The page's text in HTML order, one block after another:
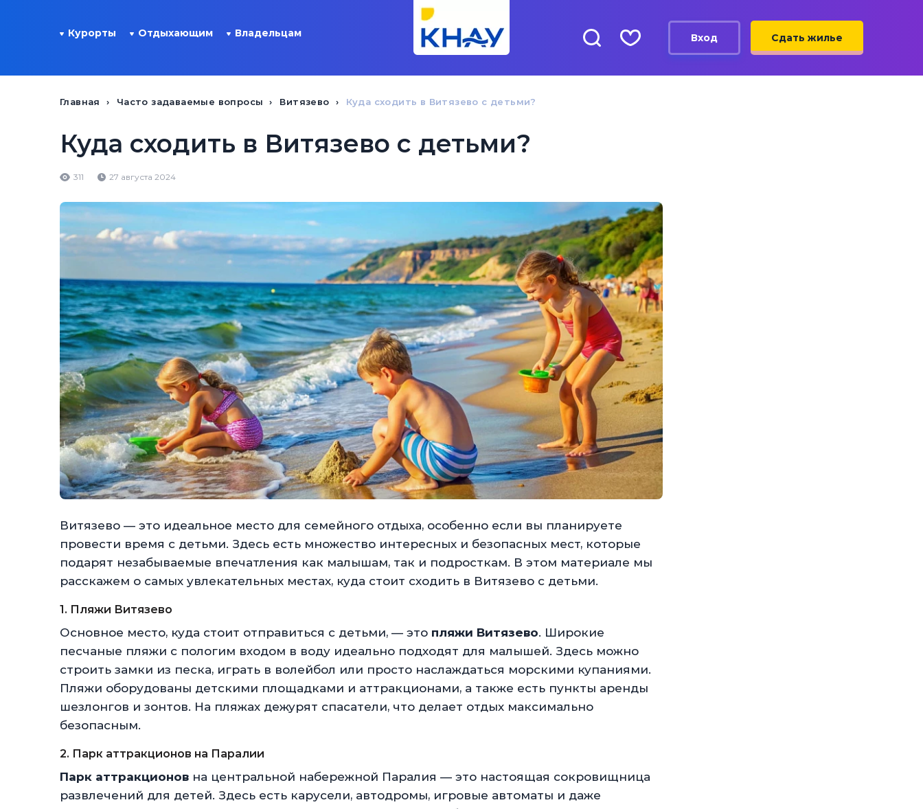
Курорты Отдыхающим Владельцам Вход Сдать жилье
Главная Часто задаваемые вопросы Витязево Куда сходить в Витязево с детьми?
Куда сходить в Витязево с детьми?
311 27 августа 2024
Витязево — это идеальное место для семейного отдыха, особенно если вы планируете
провести время с детьми. Здесь есть множество интересных и безопасных мест, которые
подарят незабываемые впечатления как малышам, так и подросткам. В этом материале мы
расскажем о самых увлекательных местах, куда стоит сходить в Витязево с детьми.
1. Пляжи Витязево
Основное место, куда стоит отправиться с детьми, — это пляжи Витязево. Широкие
песчаные пляжи с пологим входом в воду идеально подходят для малышей. Здесь можно
строить замки из песка, играть в волейбол или просто наслаждаться морскими купаниями.
Пляжи оборудованы детскими площадками и аттракционами, а также есть пункты аренды
шезлонгов и зонтов. На пляжах дежурят спасатели, что делает отдых максимально
безопасным.
2. Парк аттракционов на Паралии
Парк аттракционов на центральной набережной Паралия — это настоящая сокровищница
развлечений для детей. Здесь есть карусели, автодромы, игровые автоматы и даже